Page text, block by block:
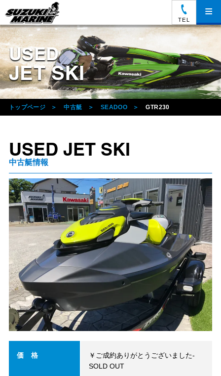
TEL
≡
USED
JET SKI
トップページ 中古艇 SEADOO GTR230
USED JET SKI
中古艇情報
価 格
￥ご成約ありがとうございました-
SOLD OUT